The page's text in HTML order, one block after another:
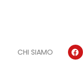
CHI SIAMO